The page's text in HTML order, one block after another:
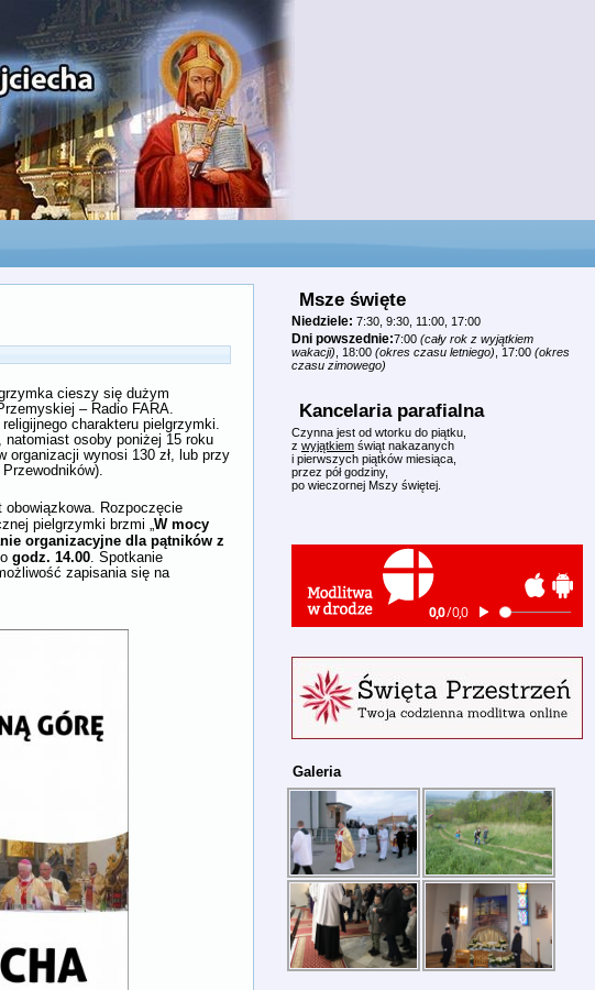
cieszy się dużym
– Radio FARA.
charakteru pielgrzymki.
osoby poniżej 15 roku
organizacji wynosi 130 zł, lub przy
Rozpoczęcie
pielgrzymki brzmi „ W mocy
organizacyjne dla pątników z
godz. 14.00 . Spotkanie
zapisania się na
Msze święte
Niedziele: 7:30, 9:30, 11:00, 17:00
Dni powszednie:7:00 (cały rok z wyjątkiem
wakacji) , 18:00 (okres czasu letniego) , 17:00 (okres
czasu zimowego)
Kancelaria parafialna
Czynna jest od wtorku do piątku,
z wyjątkiem świąt nakazanych
i pierwszych piątków miesiąca,
przez pół godziny,
po wieczornej Mszy świętej.
Galeria